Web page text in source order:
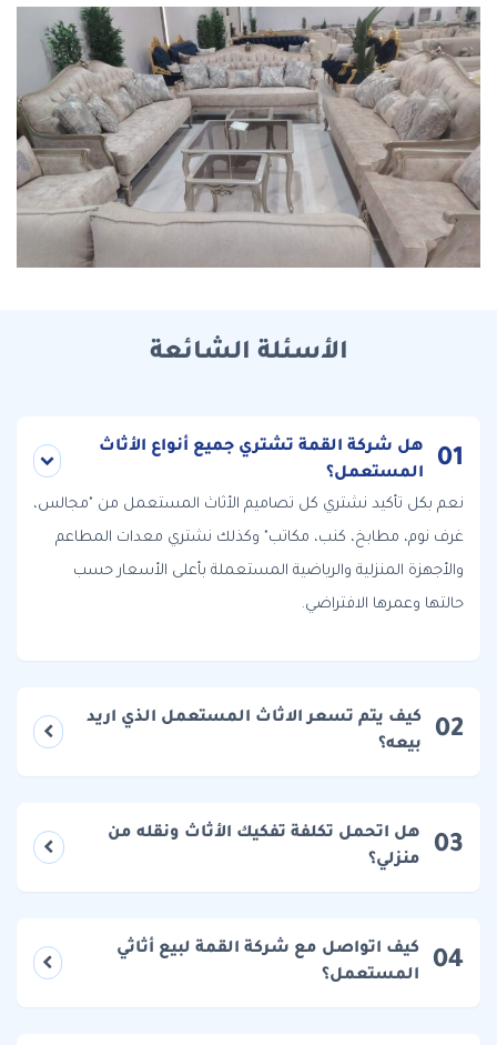
الأسئلة الشائعة
01
هل شركة القمة تشتري جميع أنواع الأثاث
المستعمل؟
نعم بكل تأكيد نشتري كل تصاميم الأثاث المستعمل من "مجالس،
غرف نوم، مطابخ، كنب، مكاتب" وكذلك نشتري معدات المطاعم
والأجهزة المنزلية والرياضية المستعملة بأعلى الأسعار حسب
حالتها وعمرها الافتراضي.
02
كيف يتم تسعر الاثاث المستعمل الذي اريد
بيعه؟
03
هل اتحمل تكلفة تفكيك الأثاث ونقله من
منزلي؟
04
كيف اتواصل مع شركة القمة لبيع أثاثي
المستعمل؟